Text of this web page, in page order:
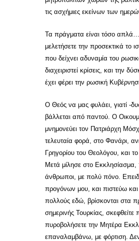
τις ασχήμιες εκείνων των
Τα πράγματα είναι τόσο
μελετήσετε την προσεκτικά το
που δείχνει αδυναμία του
διαχειριστεί κρίσεις, και την
έχει φέρει την ρωσική
Ο Θεός να μας φυλάει, γιατί -
βάλλεται από παντού. Ο
μνημονεύει τον Πατριάρχη
τελευταία φορά, στο Φανάρι,
Γρηγορίου του Θεολόγου, και
Μετά μίλησε στο Εκκλησίασμα,
άνθρωποι, με πολύ πόνο.
προγόνων μου, και πιστεύω
πολλούς εδώ, βρίσκονται στα
σημερινής Τουρκίας, σκεφθείτε
πυροβολήσετε την Μητέρα
επαναλαμβάνω, με φόρτιση. Δεν